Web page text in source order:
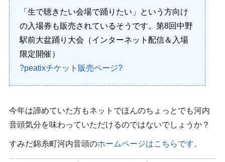
「生で聴きたい会場で踊りたい 」という方向け
の入場券も販売されているそうです。第8回中野
駅前大盆踊り大会（インターネット配信＆入場
限定開催）
?peatixチケット販売ページ?
今年は諦めていた方もネットでほんのちょっとでも河内
音頭気分を味わっていただけるのではないでしょうか？
すみだ錦糸町河内音頭のホームページはこちらです。